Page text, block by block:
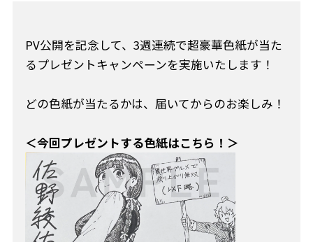
PV公開を記念して、3週連続で超豪華色紙が当た
るプレゼントキャンペーンを実施いたします！
どの色紙が当たるかは、届いてからのお楽しみ！
＜今回プレゼントする色紙はこちら！＞